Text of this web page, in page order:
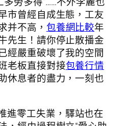
市曾經自成生態，工友
并不高， 包養網比較年
先生！請你停止散播金
經嚴重破壞了我的空間
老板直接對接包養行情
休息者的盡力，一刻也
進零工失業，驛站也在